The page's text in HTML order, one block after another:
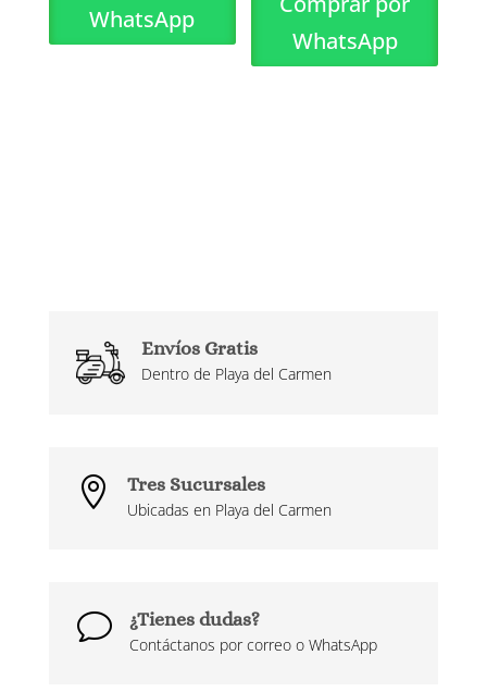
WhatsApp
WhatsApp
Envíos Gratis
Dentro de Playa del Carmen
 Tres Sucursales
Ubicadas en Playa del Carmen
v ¿Tienes dudas?
Contáctanos por correo o WhatsApp